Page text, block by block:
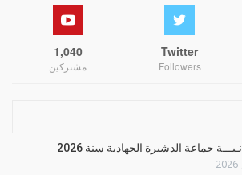
Twitter
Followers
1,040
مشتركين
جماعة الدشيرة الجهادية سنة 2026